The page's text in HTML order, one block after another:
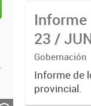
Informe
23 /
Gobernación
Informe de
provincial.